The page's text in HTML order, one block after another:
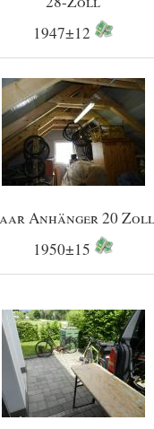
1947±12
Anhänger 20
1950±15